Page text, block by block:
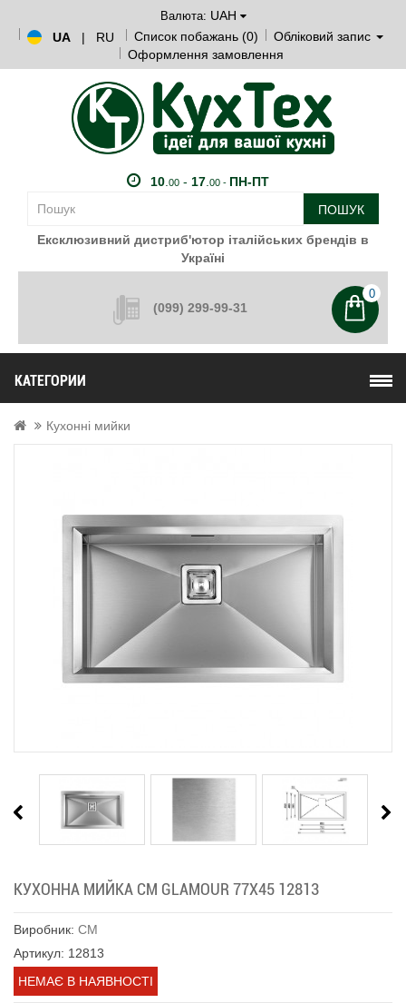
Валюта: UAH
UA
| RU Список побажань (0)
Обліковий запис
Оформлення замовлення
10. 00- 17. 00 - ПН-ПТ
ПОШУК
Ексклюзивний дистриб'ютор італійських брендів в
Україні
(099) 299-99-31
0
КАТЕГОРИИ
Кухонні мийки
КУХОННА МИЙКА CM GLAMOUR 77Х45 12813
Виробник: CM
Артикул: 12813
НЕМАЄ В НАЯВНОСТІ